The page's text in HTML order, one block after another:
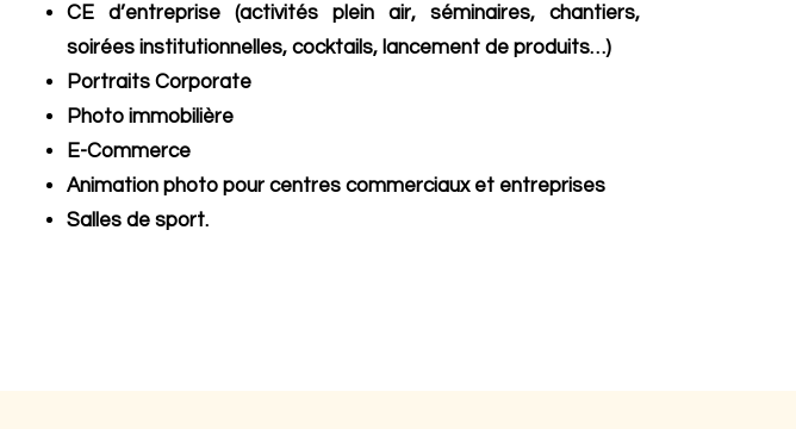
CE d’entreprise (activités plein air, séminaires, chantiers,
soirées institutionnelles, cocktails, lancement de produits…)
Portraits Corporate
Photo immobilière
E-Commerce
Animation photo pour centres commerciaux et entreprises
Salles de sport.